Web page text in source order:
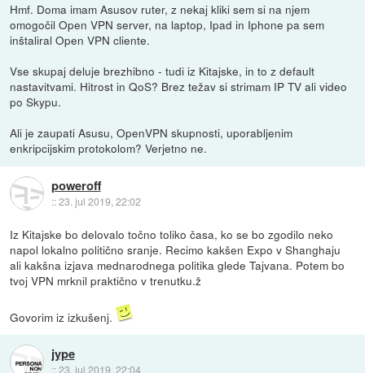
Hmf. Doma imam Asusov ruter, z nekaj kliki sem si na njem
omogočil Open VPN server, na laptop, Ipad in Iphone pa sem
inštaliral Open VPN cliente.
Vse skupaj deluje brezhibno - tudi iz Kitajske, in to z default
nastavitvami. Hitrost in QoS? Brez težav si strimam IP TV ali video
po Skypu.
Ali je zaupati Asusu, OpenVPN skupnosti, uporabljenim
enkripcijskim protokolom? Verjetno ne.
poweroff
::23. jul 2019, 22:02
Iz Kitajske bo delovalo točno toliko časa, ko se bo zgodilo neko
napol lokalno politično sranje. Recimo kakšen Expo v Shanghaju
ali kakšna izjava mednarodnega politika glede Tajvana. Potem bo
tvoj VPN mrknil praktično v trenutku.ž
Govorim iz izkušenj.
jype
::23. jul 2019, 22:04